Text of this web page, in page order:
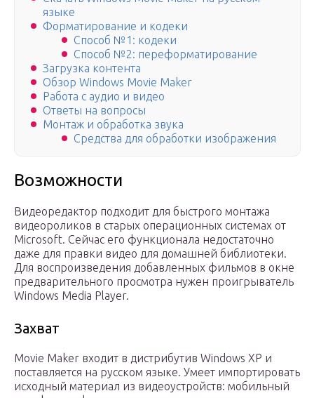
языке
Форматирование и кодеки
Способ №1: кодеки
Способ №2: переформатирование
Загрузка контента
Обзор Windows Movie Maker
Работа с аудио и видео
Ответы на вопросы
Монтаж и обработка звука
Средства для обработки изображения
Возможности
Видеоредактор подходит для быстрого монтажа
видеороликов в старых операционных системах от
Microsoft. Сейчас его функционала недостаточно
даже для правки видео для домашней библиотеки.
Для воспроизведения добавленных фильмов в окне
предварительного просмотра нужен проигрыватель
Windows Media Player.
Захват
Movie Maker входит в дистрибутив Windows XP и
поставляется на русском языке. Умеет импортировать
исходный материал из видеоустройств: мобильный